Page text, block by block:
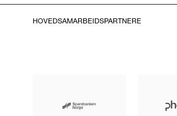
HOVEDSAMARBEIDSPARTNERE